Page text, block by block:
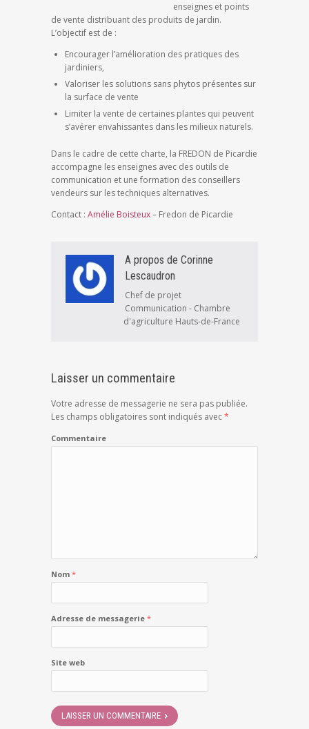
enseignes et points
de vente distribuant des produits de jardin.
L’objectif est de :
Encourager l’amélioration des pratiques des
jardiniers,
Valoriser les solutions sans phytos présentes sur
la surface de vente
Limiter la vente de certaines plantes qui peuvent
s’avérer envahissantes dans les milieux naturels.
Dans le cadre de cette charte, la FREDON de Picardie
accompagne les enseignes avec des outils de
communication et une formation des conseillers
vendeurs sur les techniques alternatives.
Contact : Amélie Boisteux– Fredon de Picardie
A propos de Corinne
Lescaudron
Chef de projet
Communication - Chambre
d'agriculture Hauts-de-France
Laisser un commentaire
Votre adresse de messagerie ne sera pas publiée.
Les champs obligatoires sont indiqués avec*
Commentaire
Nom *
Adresse de messagerie *
Site web